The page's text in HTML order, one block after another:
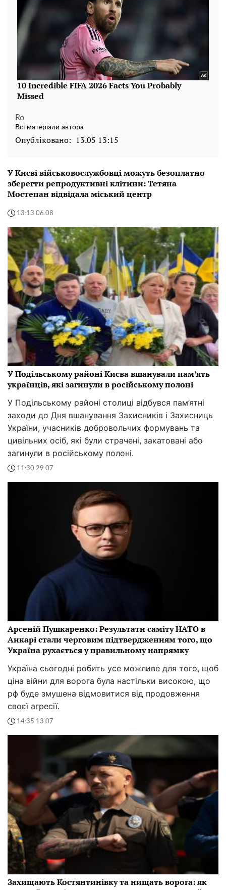
Ro
Всі матеріали автора
Опубліковано: 13.05 13:15
У Києві військовослужбовці можуть безоплатно
зберегти репродуктивні клітини: Тетяна
Мостепан відвідала міський центр
13:13 06.08
У Подільському районі Києва вшанували пам’ять
українців, які загинули в російському полоні
У Подільському районі столиці відбувся пам’ятні
заходи до Дня вшанування Захисників і Захисниць
України, учасників добровольчих формувань та
цивільних осіб, які були страчені, закатовані або
загинули в російському полоні.
11:30 29.07
Арсеній Пушкаренко: Результати саміту НАТО в
Анкарі стали черговим підтвердженням того, що
Україна рухається у правильному напрямку
Україна сьогодні робить усе можливе для того, щоб
ціна війни для ворога була настільки високою, що
рф буде змушена відмовитися від продовження
своєї агресії.
14:35 13.07
Захищають Костянтинівку та нищать ворога: як